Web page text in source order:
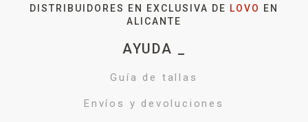
DISTRIBUIDORES EN EXCLUSIVA DE LOVO
EN
ALICANTE
AYUDA _
Guía de tallas
Envíos y devoluciones